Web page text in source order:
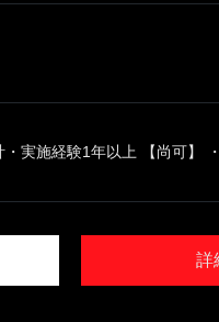
・実施経験1年以上 【尚可】
詳